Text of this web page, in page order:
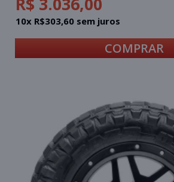
10x R$303,60 sem juros
COMPRAR